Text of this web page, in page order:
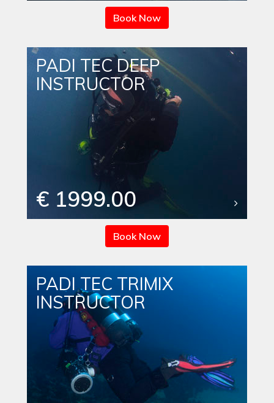
Book Now
PADI TEC DEEP
INSTRUCTOR
€ 1999.00
Book Now
PADI TEC TRIMIX
INSTRUCTOR